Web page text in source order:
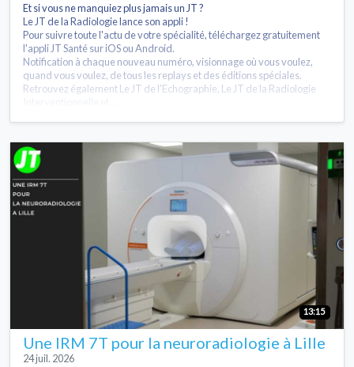
Et si vous ne manquiez plus jamais un JT ?
Le JT de la Radiologie lance son appli !
Pour suivre toute l'actu de votre spécialité, téléchargez gratuitement
l'appli JT Santé sur iOS ou Android.
Notification à chaque nouveau numéro, visionnage où vous voulez,
quand vous voulez, de tous les replays et des éditions spéciales.
Retrouvez également Le JT de l'Echographie, Le JT de la Radiologie
13:15
Une IRM 7T pour la neuroradiologie à Lille
24 juil. 2026